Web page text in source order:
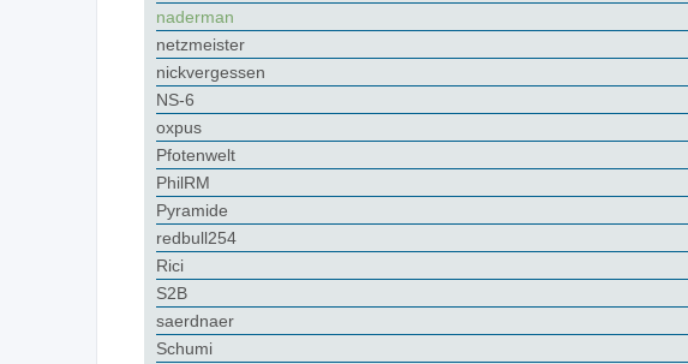
naderman
netzmeister
nickvergessen
NS-6
oxpus
Pfotenwelt
PhilRM
Pyramide
redbull254
Rici
S2B
saerdnaer
Schumi